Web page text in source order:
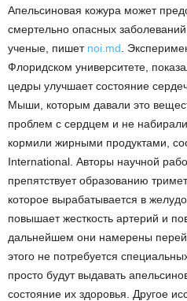
Апельсиновая кожура может
смертельно опасных
ученые, пишет noi.md .
Флоридском университете,
цедры улучшает состояние
Мыши, которым давали это
проблем с сердцем и не
кормили жирными продуктами,
International. Авторы научной
препятствует образованию
которое вырабатывается в
повышает жесткость артерий и
дальнейшем они намерены
этого не потребуется
просто будут выдавать
состояние их здоровья. Другое